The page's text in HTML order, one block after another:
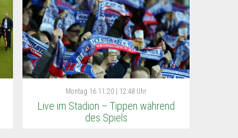
Montag 16.11.20 | 12:48 Uhr
Live im Stadion – Tippen während
des Spiels